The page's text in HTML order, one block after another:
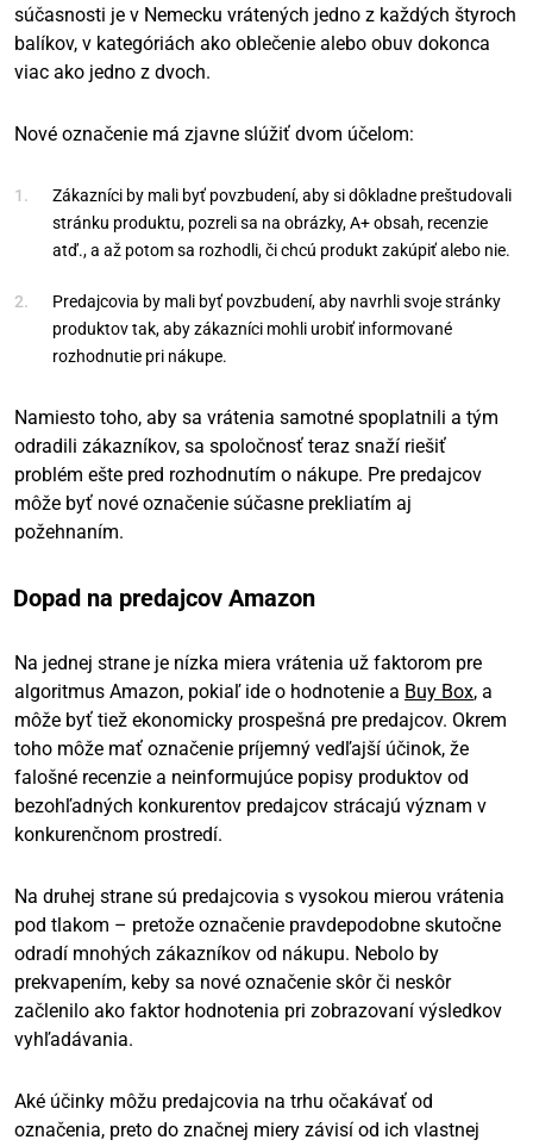
súčasnosti je v Nemecku vrátených jedno z každých štyroch
balíkov, v kategóriách ako oblečenie alebo obuv dokonca
viac ako jedno z dvoch.
Nové označenie má zjavne slúžiť dvom účelom:
Zákazníci by mali byť povzbudení, aby si dôkladne preštudovali
stránku produktu, pozreli sa na obrázky, A+ obsah, recenzie
atď., a až potom sa rozhodli, či chcú produkt zakúpiť alebo nie.
Predajcovia by mali byť povzbudení, aby navrhli svoje stránky
produktov tak, aby zákazníci mohli urobiť informované
rozhodnutie pri nákupe.
Namiesto toho, aby sa vrátenia samotné spoplatnili a tým
odradili zákazníkov, sa spoločnosť teraz snaží riešiť
problém ešte pred rozhodnutím o nákupe. Pre predajcov
môže byť nové označenie súčasne prekliatím aj
požehnaním.
Dopad na predajcov Amazon
Na jednej strane je nízka miera vrátenia už faktorom pre
algoritmus Amazon, pokiaľ ide o hodnotenie a Buy Box, a
môže byť tiež ekonomicky prospešná pre predajcov. Okrem
toho môže mať označenie príjemný vedľajší účinok, že
falošné recenzie a neinformujúce popisy produktov od
bezohľadných konkurentov predajcov strácajú význam v
konkurenčnom prostredí.
Na druhej strane sú predajcovia s vysokou mierou vrátenia
pod tlakom – pretože označenie pravdepodobne skutočne
odradí mnohých zákazníkov od nákupu. Nebolo by
prekvapením, keby sa nové označenie skôr či neskôr
začlenilo ako faktor hodnotenia pri zobrazovaní výsledkov
vyhľadávania.
Aké účinky môžu predajcovia na trhu očakávať od
označenia, preto do značnej miery závisí od ich vlastnej